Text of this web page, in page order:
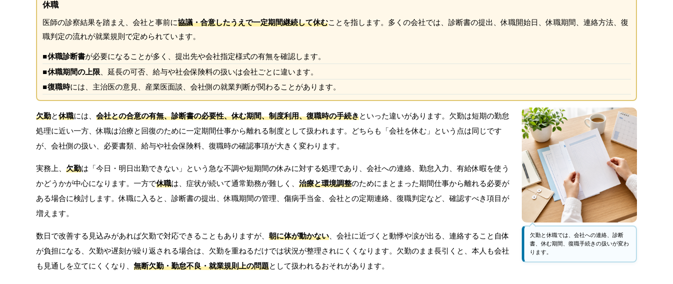
休職
医師の診察結果を踏まえ、会社と事前に協議・合意したうえで一定期間継続して休むことを指します。多くの会社では、診断書の提出、休職開始日、休職期間、連絡方法、復
職判定の流れが就業規則で定められています。
休職診断書が必要になることが多く、提出先や会社指定様式の有無を確認します。
休職期間の上限 、延長の可否、給与や社会保険料の扱いは会社ごとに違います。
復職時には、主治医の意見、産業医面談、会社側の就業判断が関わることがあります。
欠勤と休職では、会社への連絡、診断
書、休む期間、復職手続きの扱いが変わ
ります。
欠勤と休職には、 会社との合意の有無、診断書の必要性、休む期間、制度利用、復職時の手続きといった違いがあります。欠勤は短期の勤怠
処理に近い一方、休職は治療と回復のために一定期間仕事から離れる制度として扱われます。どちらも「会社を休む」という点は同じです
が、会社側の扱い、必要書類、給与や社会保険料、復職時の確認事項が大きく変わります。
実務上、 欠勤は「今日・明日出勤できない」という急な不調や短期間の休みに対する処理であり、会社への連絡、勤怠入力、有給休暇を使う
かどうかが中心になります。一方で休職は、症状が続いて通常勤務が難しく、 治療と環境調整のためにまとまった期間仕事から離れる必要が
ある場合に検討します。休職に入ると、診断書の提出、休職期間の管理、傷病手当金、会社との定期連絡、復職判定など、確認すべき項目が
増えます。
数日で改善する見込みがあれば欠勤で対応できることもありますが、 朝に体が動かない 、会社に近づくと動悸や涙が出る、連絡すること自体
が負担になる、欠勤や遅刻が繰り返される場合は、欠勤を重ねるだけでは状況が整理されにくくなります。欠勤のまま長引くと、本人も会社
も見通しを立てにくくなり、 無断欠勤・勤怠不良・就業規則上の問題として扱われるおそれがあります。